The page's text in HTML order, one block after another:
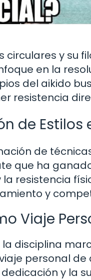
circulares y
en la
del aikido
resistencia
de
de
que ha
resistencia
y
Viaje
disciplina
personal
y la